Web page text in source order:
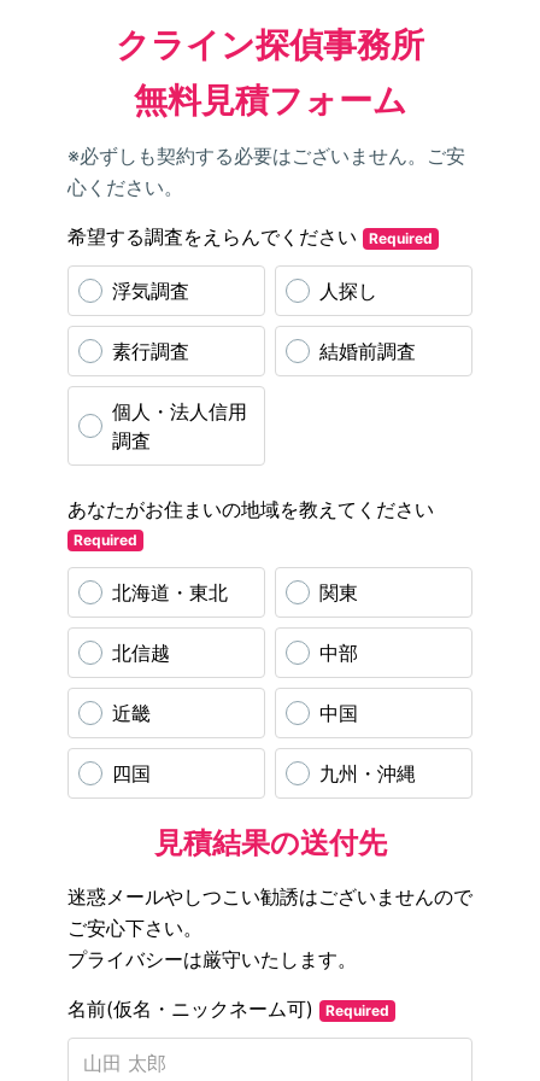
クライン探偵事務所
無料見積フォーム
※必ずしも契約する必要はございません。ご安
心ください。
希望する調査をえらんでください Required
浮気調査 人探し
素行調査 結婚前調査
個人・法人信用
調査
あなたがお住まいの地域を教えてください
Required
北海道・東北 関東
北信越 中部
近畿 中国
四国 九州・沖縄
見積結果の送付先
迷惑メールやしつこい勧誘はございませんので
ご安心下さい。
プライバシーは厳守いたします。
名前(仮名・ニックネーム可) Required